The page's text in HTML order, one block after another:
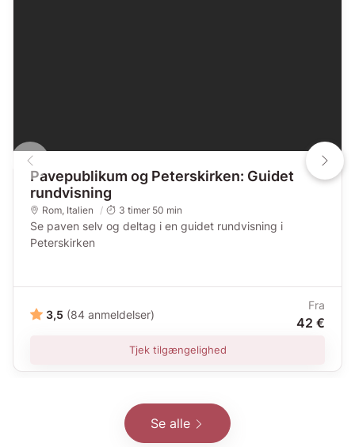
Pavepublikum og Peterskirken: Guidet
rundvisning
Rom, Italien 3 timer 50 min
Se paven selv og deltag i en guidet rundvisning i
Peterskirken
3,5 (84 anmeldelser)
Fra
42 €
Tjek tilgængelighed
Se alle